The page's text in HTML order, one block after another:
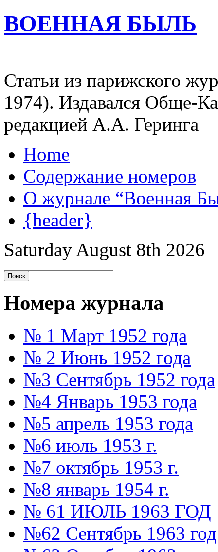
ВОЕННАЯ БЫЛЬ
Статьи из парижского
1974). Издавался Обще-
редакцией А.А. Геринга
Home
Содержание номеров
О журнале “Военная
{header}
Saturday August 8th 2026
Номера журнала
№ 1 Март 1952 года
№ 2 Июнь 1952 года
№3 Сентябрь 1952 года
№4 Январь 1953 года
№5 апрель 1953 года
№6 июль 1953 г.
№7 октябрь 1953 г.
№8 январь 1954 г.
№ 61 ИЮЛЬ 1963 ГОД
№62 Сентябрь 1963 год